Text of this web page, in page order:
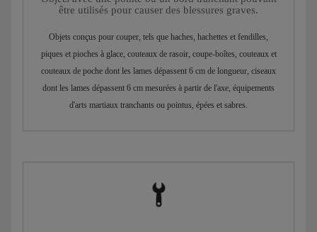
être utilisés pour causer des blessures graves.
Objets conçus pour couper, tels que haches, hachettes et fendilles,
piques et pioches à glace, couteaux de rasoir, coupe-boîtes, couteaux et
couteaux de poche dont les lames dépassent 6 cm de longueur, ciseaux
dont les lames dépassent 6 cm mesurées à partir de l'axe, équipements
d'arts martiaux tranchants ou pointus, épées et sabres.